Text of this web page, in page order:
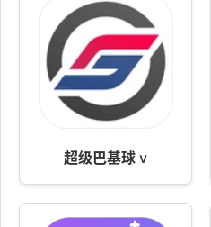
超级巴基球 v